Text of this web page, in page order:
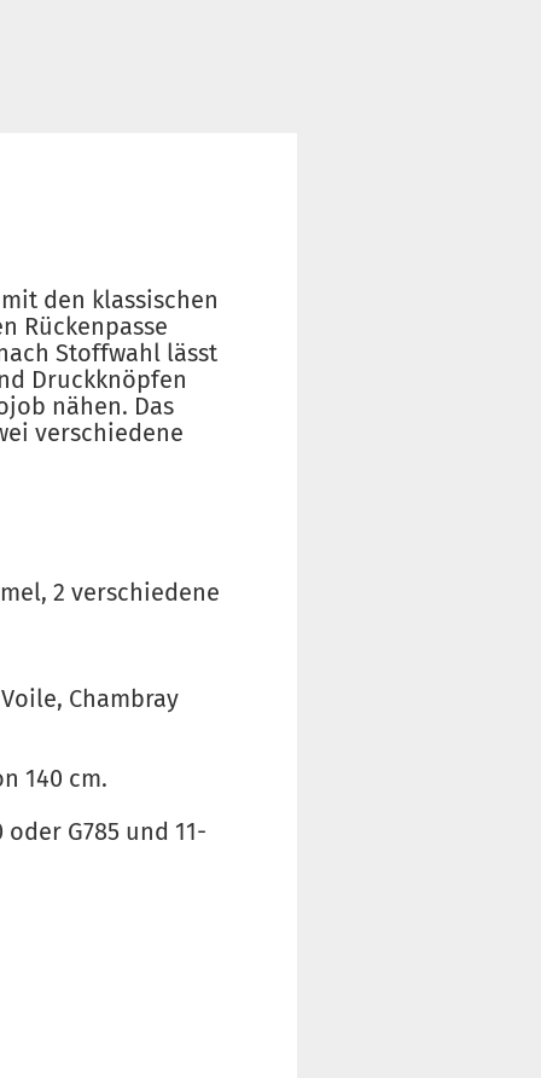
den klassischen
Rückenpasse
Stoffwahl lässt
Druckknöpfen
nähen. Das
verschiedene
2 verschiedene
Chambray
140 cm.
G785 und 11-